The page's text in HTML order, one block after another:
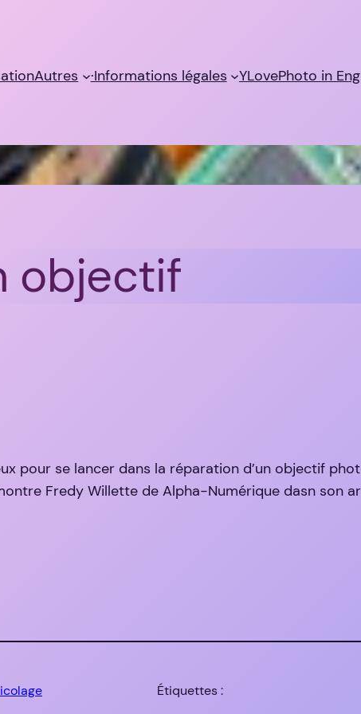
Autres ·Informations légales YLovePhoto in
objectif
pour se lancer dans la réparation d’un objectif
Fredy Willette de Alpha-Numérique dasn son
Étiquettes :